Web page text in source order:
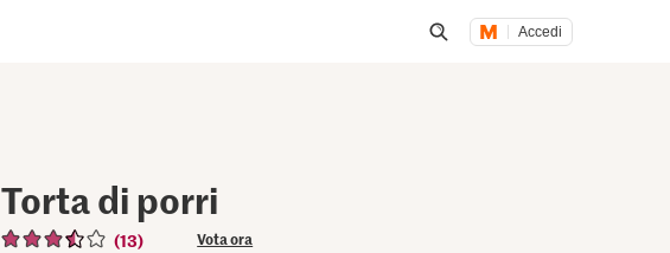
Accedi
Torta di porri
(13) Vota ora